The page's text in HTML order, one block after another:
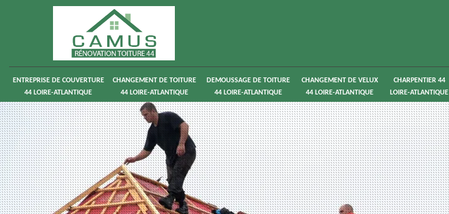
ENTREPRISE DE COUVERTURE
44 LOIRE-ATLANTIQUE
CHANGEMENT DE TOITURE
44 LOIRE-ATLANTIQUE
DEMOUSSAGE DE TOITURE
44 LOIRE-ATLANTIQUE
CHANGEMENT DE VELUX
44 LOIRE-ATLANTIQUE
CHARPENTIER 44
LOIRE-ATLANTIQUE